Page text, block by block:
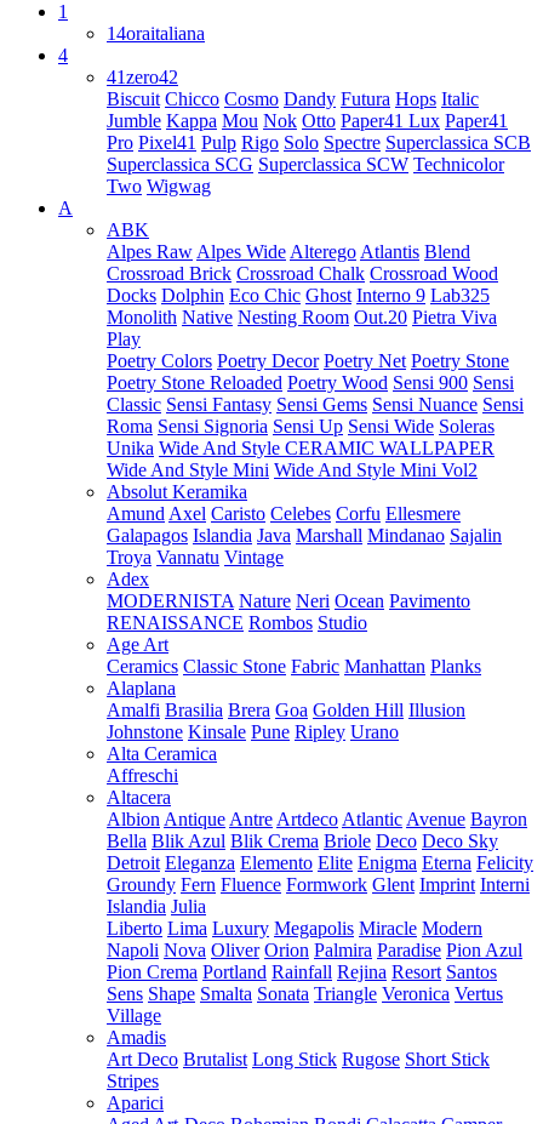
1
14oraitaliana
4
41zero42
Biscuit Chicco Cosmo Dandy Futura Hops Italic
Jumble Kappa Mou Nok Otto Paper41 Lux Paper41
Pro Pixel41 Pulp Rigo Solo Spectre Superclassica SCB
Superclassica SCG Superclassica SCW Technicolor
Two Wigwag
A
ABK
Alpes Raw Alpes Wide Alterego Atlantis Blend
Crossroad Brick Crossroad Chalk Crossroad Wood
Docks Dolphin Eco Chic Ghost Interno 9 Lab325
Monolith Native Nesting Room Out.20 Pietra Viva
Play
Poetry Colors Poetry Decor Poetry Net Poetry Stone
Poetry Stone Reloaded Poetry Wood Sensi 900 Sensi
Classic Sensi Fantasy Sensi Gems Sensi Nuance Sensi
Roma Sensi Signoria Sensi Up Sensi Wide Soleras
Unika Wide And Style CERAMIC WALLPAPER
Wide And Style Mini Wide And Style Mini Vol2
Absolut Keramika
Amund Axel Caristo Celebes Corfu Ellesmere
Galapagos Islandia Java Marshall Mindanao Sajalin
Troya Vannatu Vintage
Adex
MODERNISTA Nature Neri Ocean Pavimento
RENAISSANCE Rombos Studio
Age Art
Ceramics Classic Stone Fabric Manhattan Planks
Alaplana
Amalfi Brasilia Brera Goa Golden Hill Illusion
Johnstone Kinsale Pune Ripley Urano
Alta Ceramica
Affreschi
Altacera
Albion Antique Antre Artdeco Atlantic Avenue Bayron
Bella Blik Azul Blik Crema Briole Deco Deco Sky
Detroit Eleganza Elemento Elite Enigma Eterna Felicity
Groundy Fern Fluence Formwork Glent Imprint Interni
Islandia Julia
Liberto Lima Luxury Megapolis Miracle Modern
Napoli Nova Oliver Orion Palmira Paradise Pion Azul
Pion Crema Portland Rainfall Rejina Resort Santos
Sens Shape Smalta Sonata Triangle Veronica Vertus
Village
Amadis
Art Deco Brutalist Long Stick Rugose Short Stick
Stripes
Aparici